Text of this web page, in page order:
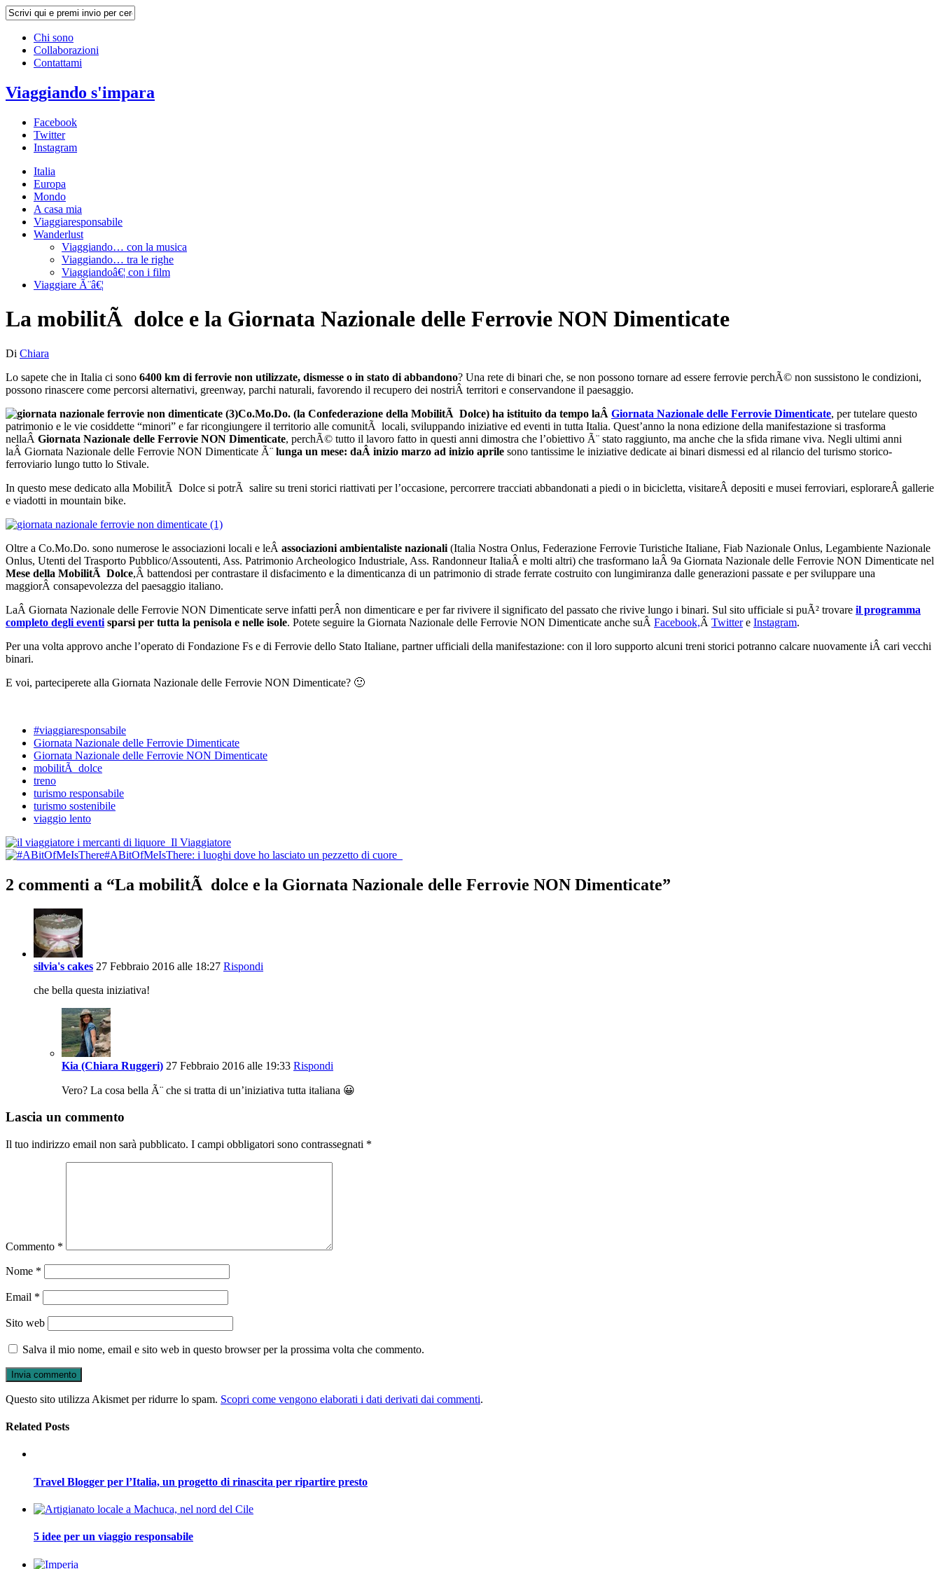
Chi sono
Collaborazioni
Contattami
Viaggiando s'impara
Facebook
Twitter
Instagram
Italia
Europa
Mondo
A casa mia
Viaggiaresponsabile
Wanderlust
Viaggiando… con la musica
Viaggiando… tra le righe
Viaggiandoâ€¦ con i film
Viaggiare Ã¨â€¦
La mobilitÃ dolce e la Giornata Nazionale delle Ferrovie NON Dimenticate
Di Chiara
Lo sapete che in Italia ci sono 6400 km di ferrovie non utilizzate, dismesse o in stato di abbandono? Una rete di binari che, se non possono tornare ad essere ferrovie perchÃ© non sussistono le condizioni,
possono rinascere come percorsi alternativi, greenway, parchi naturali, favorendo il recupero dei nostriÂ territori e conservandone il paesaggio.
Co.Mo.Do. (la Confederazione della MobilitÃ Dolce) ha istituito da tempo laÂ Giornata Nazionale delle Ferrovie Dimenticate, per tutelare questo
patrimonio e le vie cosiddette “minori” e far ricongiungere il territorio alle comunitÃ locali, sviluppando iniziative ed eventi in tutta Italia. Quest’anno la nona edizione della manifestazione si trasforma
nellaÂ Giornata Nazionale delle Ferrovie NON Dimenticate, perchÃ© tutto il lavoro fatto in questi anni dimostra che l’obiettivo Ã¨ stato raggiunto, ma anche che la sfida rimane viva. Negli ultimi anni
laÂ Giornata Nazionale delle Ferrovie NON Dimenticate Ã¨ lunga un mese: daÂ inizio marzo ad inizio aprile sono tantissime le iniziative dedicate ai binari dismessi ed al rilancio del turismo storico-
ferroviario lungo tutto lo Stivale.
In questo mese dedicato alla MobilitÃ Dolce si potrÃ salire su treni storici riattivati per l’occasione, percorrere tracciati abbandonati a piedi o in bicicletta, visitareÂ depositi e musei ferroviari, esplorareÂ gallerie
e viadotti in mountain bike.
Oltre a Co.Mo.Do. sono numerose le associazioni locali e leÂ associazioni ambientaliste nazionali (Italia Nostra Onlus, Federazione Ferrovie Turistiche Italiane, Fiab Nazionale Onlus, Legambiente Nazionale
Onlus, Utenti del Trasporto Pubblico/Assoutenti, Ass. Patrimonio Archeologico Industriale, Ass. Randonneur ItaliaÂ e molti altri) che trasformano laÂ 9a Giornata Nazionale delle Ferrovie NON Dimenticate nel
Mese della MobilitÃ Dolce,Â battendosi per contrastare il disfacimento e la dimenticanza di un patrimonio di strade ferrate costruito con lungimiranza dalle generazioni passate e per sviluppare una
maggiorÂ consapevolezza del paesaggio italiano.
LaÂ Giornata Nazionale delle Ferrovie NON Dimenticate serve infatti perÂ non dimenticare e per far rivivere il significato del passato che rivive lungo i binari. Sul sito ufficiale si puÃ² trovare il programma
completo degli eventi sparsi per tutta la penisola e nelle isole. Potete seguire la Giornata Nazionale delle Ferrovie NON Dimenticate anche suÂ Facebook,Â Twittere Instagram.
Per una volta approvo anche l’operato di Fondazione Fs e di Ferrovie dello Stato Italiane, partner ufficiali della manifestazione: con il loro supporto alcuni treni storici potranno calcare nuovamente iÂ cari vecchi
binari.
E voi, parteciperete alla Giornata Nazionale delle Ferrovie NON Dimenticate? 🙂
#viaggiaresponsabile
Giornata Nazionale delle Ferrovie Dimenticate
Giornata Nazionale delle Ferrovie NON Dimenticate
mobilitÃ dolce
treno
turismo responsabile
turismo sostenibile
viaggio lento
Post
navigation
Il Viaggiatore
#ABitOfMeIsThere: i luoghi dove ho lasciato un pezzetto di cuore
2 commenti a “La mobilitÃ dolce e la Giornata Nazionale delle Ferrovie NON Dimenticate”
silvia's cakes 27 Febbraio 2016 alle 18:27 Rispondi
che bella questa iniziativa!
Kia (Chiara Ruggeri) 27 Febbraio 2016 alle 19:33 Rispondi
Vero? La cosa bella Ã¨ che si tratta di un’iniziativa tutta italiana 😀
Lascia un commento
Il tuo indirizzo email non sarà pubblicato. I campi obbligatori sono contrassegnati *
Commento *
Nome *
Email *
Sito web
Salva il mio nome, email e sito web in questo browser per la prossima volta che commento.
Questo sito utilizza Akismet per ridurre lo spam. Scopri come vengono elaborati i dati derivati dai commenti.
Related Posts
Travel Blogger per l’Italia, un progetto di rinascita per ripartire presto
5 idee per un viaggio responsabile